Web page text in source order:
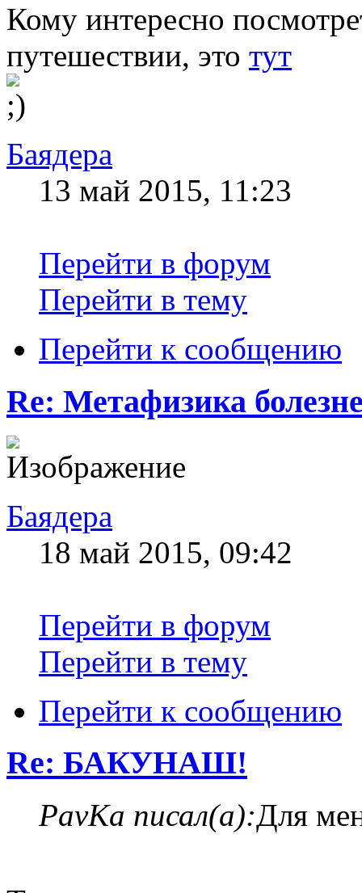
Кому интересно
путешествии, это тут
Баядера
13 май 2015, 11:23
Перейти в форум
Перейти в тему
Перейти к сообщению
Re: Метафизика
Баядера
18 май 2015, 09:42
Перейти в форум
Перейти в тему
Перейти к сообщению
Re: БАКУНАШ!
PavKa писал(а):Для